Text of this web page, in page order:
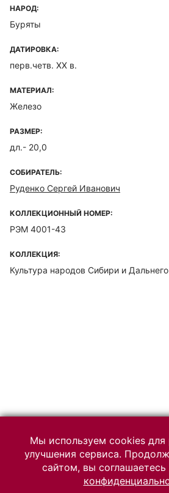
НАРОД:
Буряты
ДАТИРОВКА:
перв.четв. XX в.
МАТЕРИАЛ:
Железо
РАЗМЕР:
дл.- 20,0
СОБИРАТЕЛЬ:
Руденко Сергей Иванович
КОЛЛЕКЦИОННЫЙ НОМЕР:
РЭМ 4001-43
КОЛЛЕКЦИЯ:
Культура народов Сибири и
Мы используем cookies для
улучшения сервиса.
сайтом, вы соглашаетесь